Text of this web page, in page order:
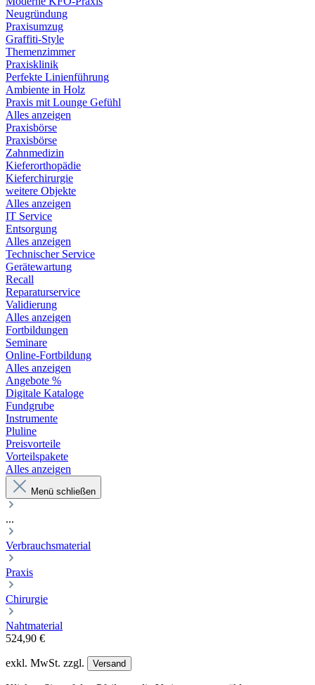
Neugründung
Praxisumzug
Graffiti-Style
Themenzimmer
Praxisklinik
Perfekte Linienführung
Ambiente in Holz
Praxis mit Lounge Gefühl
Alles anzeigen
Praxisbörse
Praxisbörse
Zahnmedizin
Kieferorthopädie
Kieferchirurgie
weitere Objekte
Alles anzeigen
IT Service
Entsorgung
Alles anzeigen
Technischer Service
Gerätewartung
Recall
Reparaturservice
Validierung
Alles anzeigen
Fortbildungen
Seminare
Online-Fortbildung
Alles anzeigen
Angebote %
Digitale Kataloge
Fundgrube
Instrumente
Pluline
Preisvorteile
Vorteilspakete
Alles anzeigen
Menü schließen
...
Verbrauchsmaterial
Praxis
Chirurgie
Nahtmaterial
524,90 €
exkl. MwSt. zzgl. Versand